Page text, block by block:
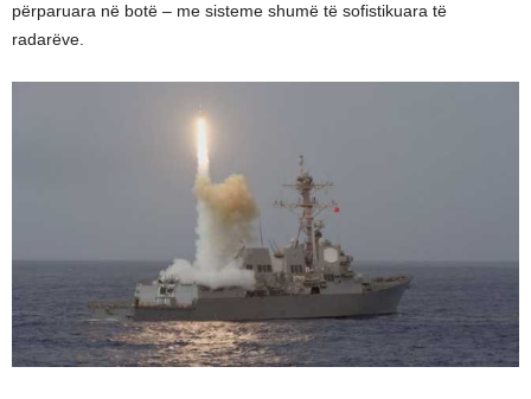
përparuara në botë – me sisteme shumë të sofistikuara të
radarëve.